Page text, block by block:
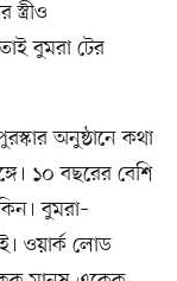
বুমরা টের
অনুষ্ঠানে কথা
১০ বছরের বেশি
বুমরা–
ওয়ার্ক লোড